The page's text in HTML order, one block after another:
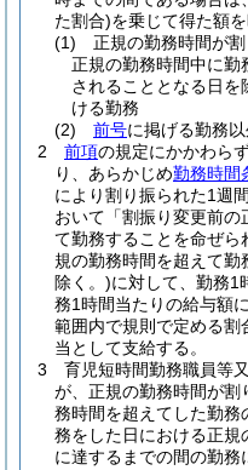
た割合)を乗じて得た額
(1)
正規の勤務時間が
正規の勤務時間中に勤
されることとなる日を
ける勤務
(2)
前号に掲げる勤務
2
前項の規定にかかわらず
り、あらかじめ勤務時間
により割り振られた1週
おいて「割振り変更前
て勤務することを命ぜら
規の勤務時間を超えて勤
除く。)に対して、勤務1
務1時間当たりの給与額
範囲内で規則で定める
当として支給する。
3
育児短時間勤務職員等
が、正規の勤務時間が割
務時間を超えてした勤務
務をした日における正
に達するまでの間の勤務